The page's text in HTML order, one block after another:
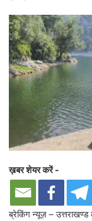
ख़बर शेयर करें -
ब्रेकिंग न्यूज़ – उत्तराखण्ड